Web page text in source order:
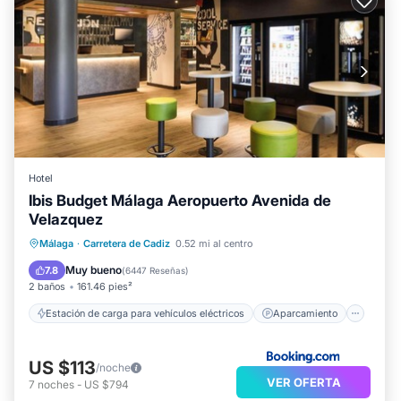
Hotel
Ibis Budget Málaga Aeropuerto Avenida de
Velazquez
Málaga · Carretera de Cadiz 0.52 mi al centro
7.8 Muy bueno(6447 Reseñas)
2 baños 161.46 pies²
Estación de carga para vehículos eléctricos Aparcamiento
Estación de carga para vehículos eléctricos
Aparcamiento
Balcón/Terraza
Aire acondicionado
US $113/noche
7 noches - US $794 VER OFERTA